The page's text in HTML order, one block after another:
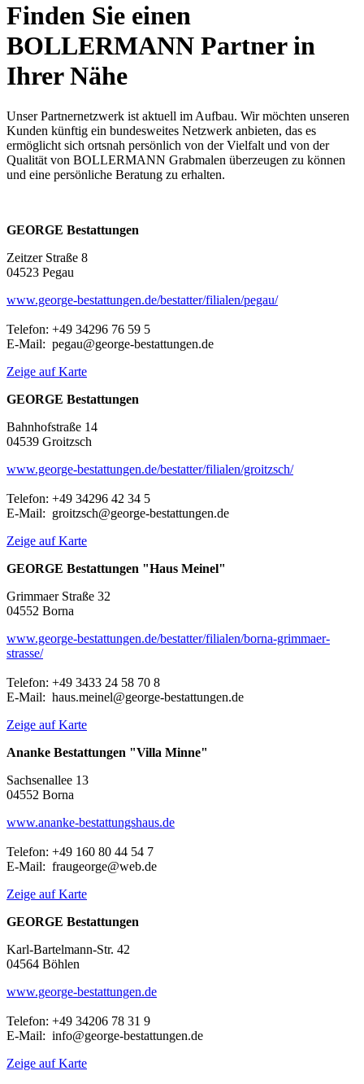
Finden Sie einen
BOLLERMANN Partner in
Ihrer Nähe
Unser Partnernetzwerk ist aktuell im Aufbau. Wir möchten unseren
Kunden künftig ein bundesweites Netzwerk anbieten, das es
ermöglicht sich ortsnah persönlich von der Vielfalt und von der
Qualität von BOLLERMANN Grabmalen überzeugen zu können
und eine persönliche Beratung zu erhalten.
GEORGE Bestattungen
Zeitzer Straße 8
04523 Pegau
www.george-bestattungen.de/bestatter/filialen/pegau/
Telefon: +49 34296 76 59 5
E-Mail: pegau@george-bestattungen.de
Zeige auf Karte
GEORGE Bestattungen
Bahnhofstraße 14
04539 Groitzsch
www.george-bestattungen.de/bestatter/filialen/groitzsch/
Telefon: +49 34296 42 34 5
E-Mail: groitzsch@george-bestattungen.de
Zeige auf Karte
GEORGE Bestattungen "Haus Meinel"
Grimmaer Straße 32
04552 Borna
www.george-bestattungen.de/bestatter/filialen/borna-grimmaer-
strasse/
Telefon: +49 3433 24 58 70 8
E-Mail: haus.meinel@george-bestattungen.de
Zeige auf Karte
Ananke Bestattungen "Villa Minne"
Sachsenallee 13
04552 Borna
www.ananke-bestattungshaus.de
Telefon: +49 160 80 44 54 7
E-Mail: fraugeorge@web.de
Zeige auf Karte
GEORGE Bestattungen
Karl-Bartelmann-Str. 42
04564 Böhlen
www.george-bestattungen.de
Telefon: +49 34206 78 31 9
E-Mail: info@george-bestattungen.de
Zeige auf Karte